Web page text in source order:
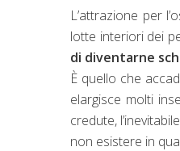
L’attrazione per
lotte interiori dei
di diventarne
È quello che
elargisce molti
credute,
non esistere in